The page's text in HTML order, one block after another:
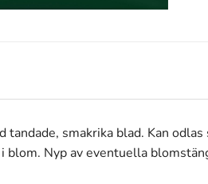
tandade, smakrika blad. Kan
blom. Nyp av eventuella